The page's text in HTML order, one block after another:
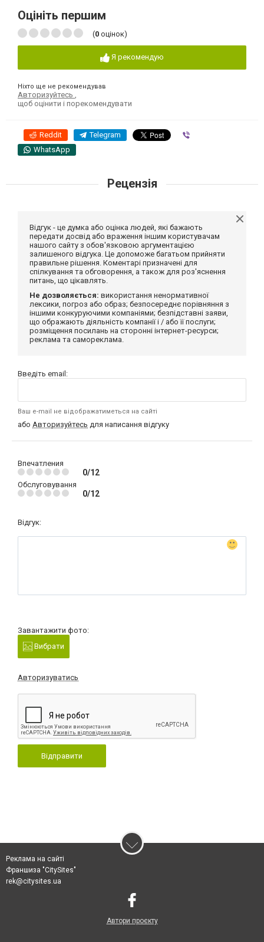
Оцініть першим
(0 оцінок)
Я рекомендую
Ніхто ще не рекомендував
Авторизуйтесь
щоб оцінити і порекомендувати
Reddit Telegram
WhatsApp
Рецензія
Відгук - це думка або оцінка людей, які бажають
передати досвід або враження іншим користувачам
нашого сайту з обов'язковою аргументацією
залишеного відгука. Це допоможе багатьом прийняти
правильне рішення. Коментарі призначені для
спілкування та обговорення, а також для роз'яснення
питань, що цікавлять.
Не дозволяється: використання ненормативної
лексики, погроз або образ; безпосереднє порівняння з
іншими конкуруючими компаніями; безпідставні заяви,
що ображають діяльність компанії і / або її послуги;
розміщення посилань на сторонні інтернет-ресурси;
реклама та самореклама.
Введіть email:
Ваш e-mail не відображатиметься на сайті
або Авторизуйтесь для написання відгуку
Впечатления
0/12
Обслуговування
0/12
Відгук:
Завантажити фото:
Вибрати
Авторизуватись
Відправити
Реклама на сайті
Франшиза "CitySites"
rek@citysites.ua
Автори проєкту